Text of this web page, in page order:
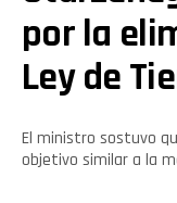
por la
Ley de
El ministro sostuvo
objetivo similar a la